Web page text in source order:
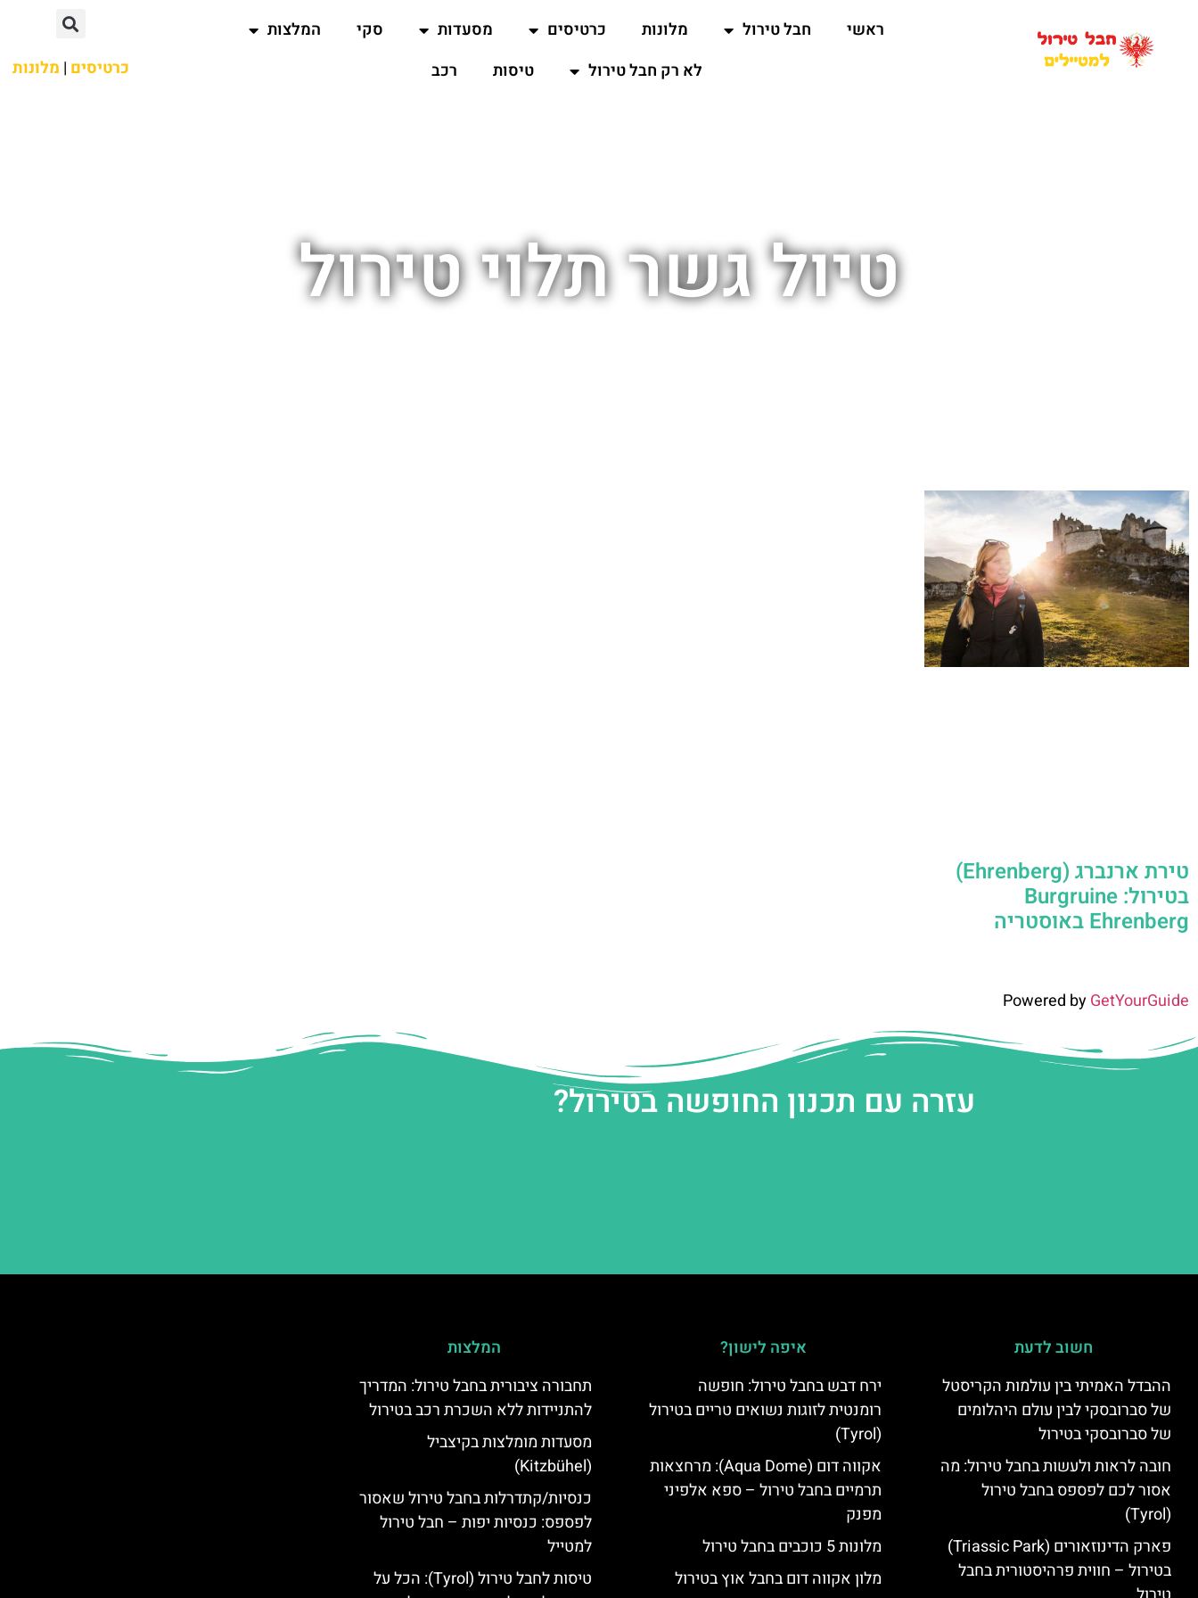
ראשי חבל טירול מלונות כרטיסים מסעדות סקי
המלצות
לא רק חבל טירול
טיסות רכב כרטיסים | מלונות
טיול גשר תלוי טירול
טירת ארנברג (Ehrenberg)
בטירול: Burgruine
Ehrenberg באוסטריה
Powered byGetYourGuide
עזרה עם תכנון החופשה בטירול?
חשוב לדעת
ההבדל האמיתי בין עולמות הקריסטל
של סברובסקי לבין עולם היהלומים
של סברובסקי בטירול
חובה לראות ולעשות בחבל טירול: מה
אסור לכם לפספס בחבל טירול
(Tyrol)
פארק הדינוזאורים (Triassic Park)
בטירול – חווית פרהיסטורית בחבל
איפה לישון?
ירח דבש בחבל טירול: חופשה
רומנטית לזוגות נשואים טריים בטירול
(Tyrol)
אקווה דום (Aqua Dome): מרחצאות
תרמיים בחבל טירול – ספא אלפיני
מפנק
מלונות 5 כוכבים בחבל טירול
מלון אקווה דום בחבל אוץ בטירול
המלצות
תחבורה ציבורית בחבל טירול: המדריך
להתניידות ללא השכרת רכב בטירול
מסעדות מומלצות בקיצביל
(Kitzbühel)
כנסיות/קתדרלות בחבל טירול שאסור
לפספס: כנסיות יפות – חבל טירול
למטייל
טיסות לחבל טירול (Tyrol): הכל על